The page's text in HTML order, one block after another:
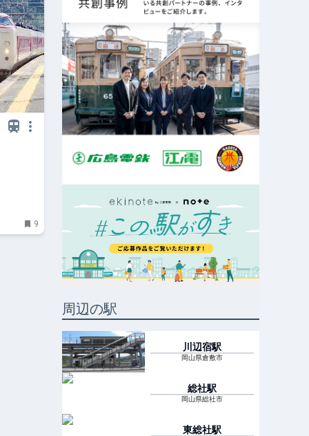
9
周辺の駅
川辺宿駅
岡山県倉敷市
総社駅
岡山県総社市
東総社駅